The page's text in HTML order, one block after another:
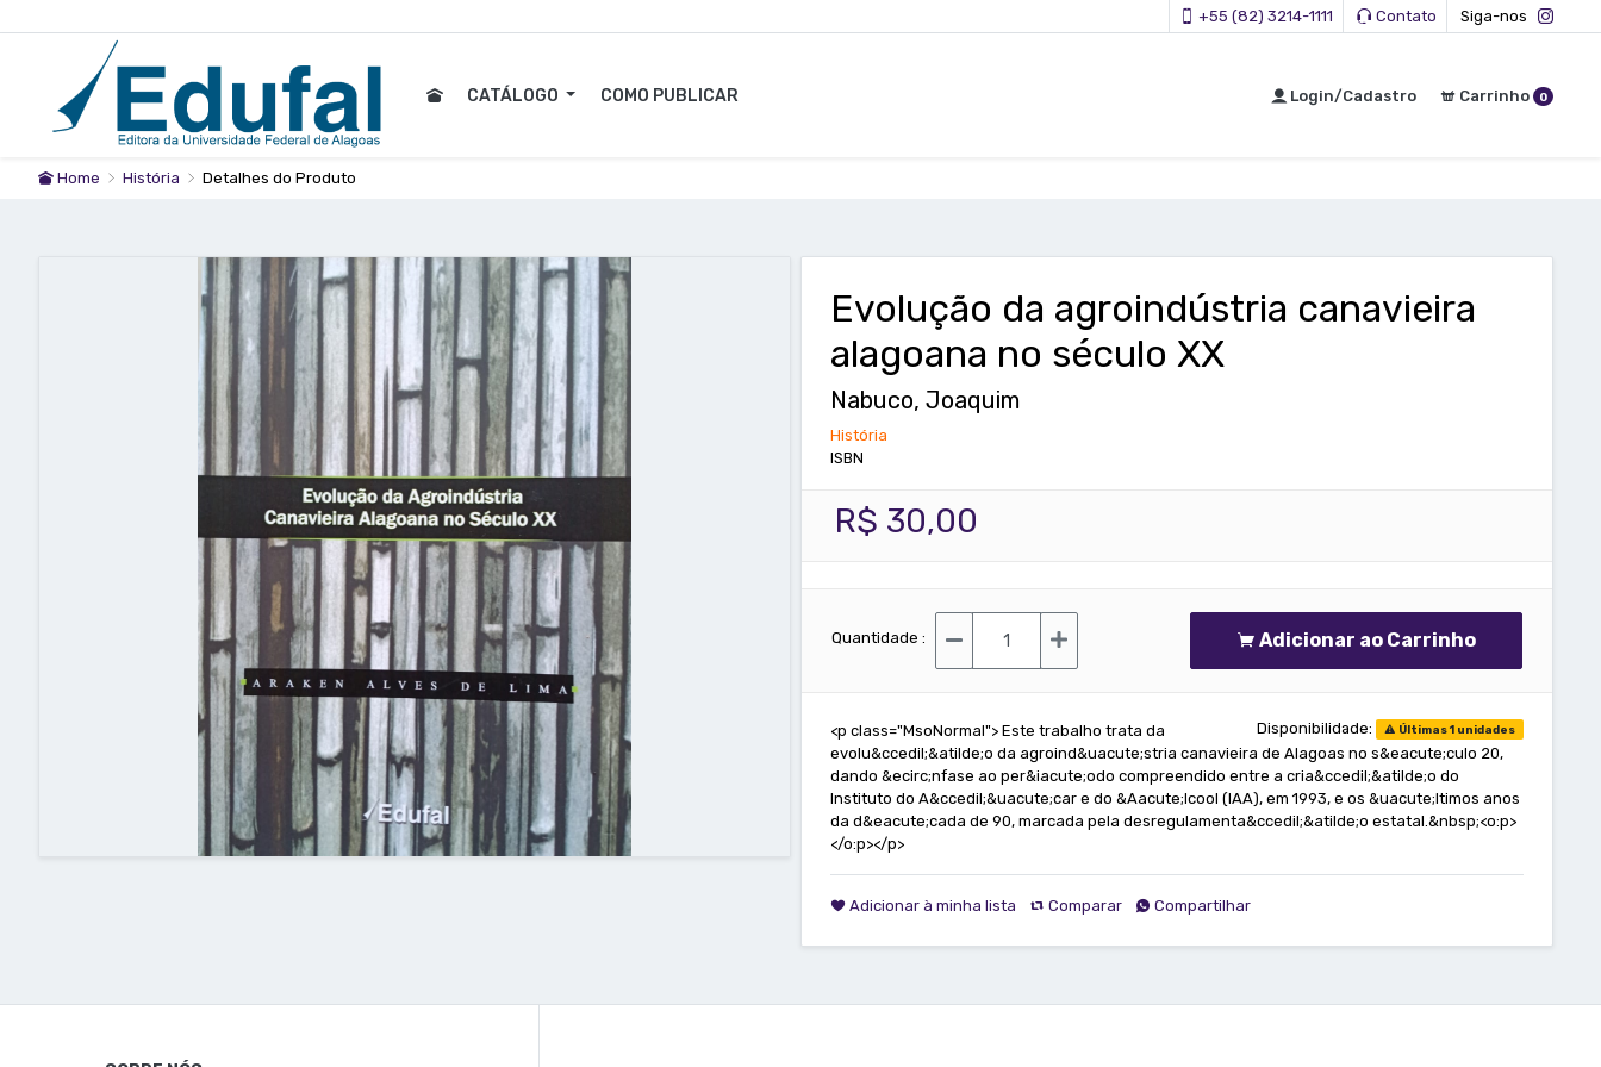
+55 (82) 3214-1111 Contato Siga-nos
CATÁLOGO COMO PUBLICAR Login/Cadastro Carrinho 0
Home História Detalhes do Produto
Evolução da agroindústria canavieira
alagoana no século XX
Nabuco, Joaquim
História
ISBN
R$ 30,00
Quantidade : Adicionar ao Carrinho
Disponibilidade: Últimas 1 unidades
<p class="MsoNormal"> Este trabalho trata da
evolu&ccedil;&atilde;o da agroind&uacute;stria canavieira de Alagoas no s&eacute;culo 20,
dando &ecirc;nfase ao per&iacute;odo compreendido entre a cria&ccedil;&atilde;o do
Instituto do A&ccedil;&uacute;car e do &Aacute;lcool (IAA), em 1993, e os &uacute;ltimos anos
da d&eacute;cada de 90, marcada pela desregulamenta&ccedil;&atilde;o estatal.&nbsp;<o:p>
</o:p></p>
Adicionar à minha lista Comparar Compartilhar